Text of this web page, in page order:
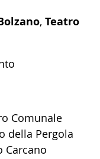
, Teatro
Comunale
della Pergola
Carcano